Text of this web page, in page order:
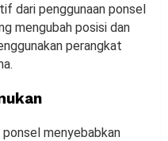
dari penggunaan ponsel
mengubah posisi dan
perangkat
ponsel menyebabkan